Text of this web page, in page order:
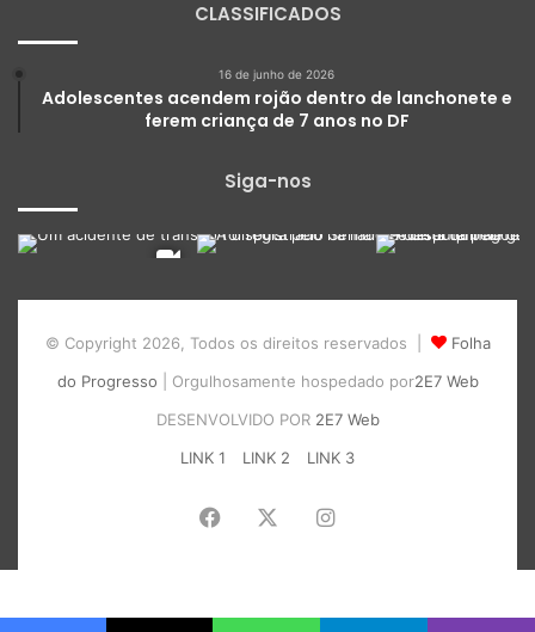
CLASSIFICADOS
16 de junho de 2026
Adolescentes acendem rojão dentro de lanchonete e
ferem criança de 7 anos no DF
Siga-nos
© Copyright 2026, Todos os direitos reservados |
Folha
do Progresso | Orgulhosamente hospedado por2E7 Web
DESENVOLVIDO POR 2E7 Web
LINK 1
LINK 2 LINK 3
Facebook Instagram